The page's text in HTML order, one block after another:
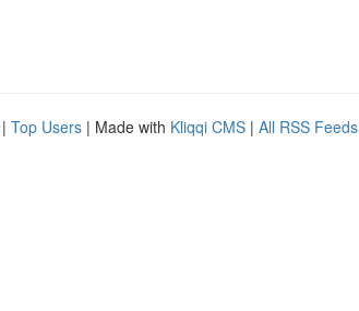
| Top Users | Made with Kliqqi CMS | All RSS Feeds